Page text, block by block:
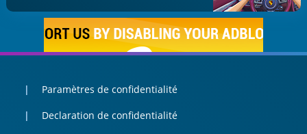
Paramètres de confidentialité
Declaration de confidentialité